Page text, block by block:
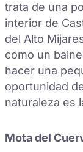
trata de una
interior de
del Alto
como un
hacer una
oportunidad
naturaleza es
Mota del